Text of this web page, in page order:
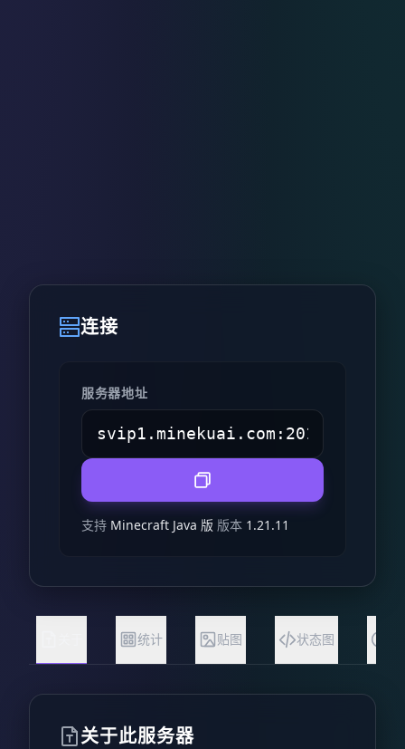
连接
服务器地址
支持 Minecraft Java 版 版本 1.21.11
统计 贴图 状态图
关于此服务器